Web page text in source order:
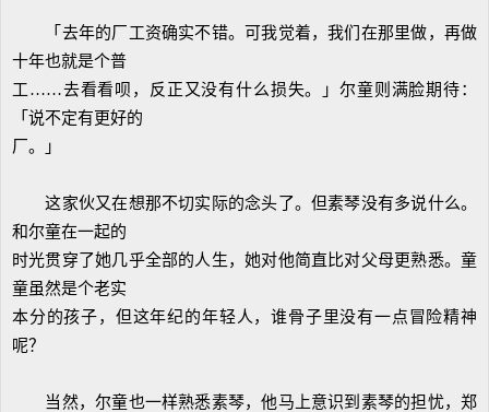
「去年的厂工资确实不错。可我觉着，我们在那里做，再做
十年也就是个普
工……去看看呗，反正又没有什么损失。」尔童则满脸期待：
「说不定有更好的
厂。」
这家伙又在想那不切实际的念头了。但素琴没有多说什么。
和尔童在一起的
时光贯穿了她几乎全部的人生，她对他简直比对父母更熟悉。童
童虽然是个老实
本分的孩子，但这年纪的年轻人，谁骨子里没有一点冒险精神
呢？
当然，尔童也一样熟悉素琴，他马上意识到素琴的担忧，郑